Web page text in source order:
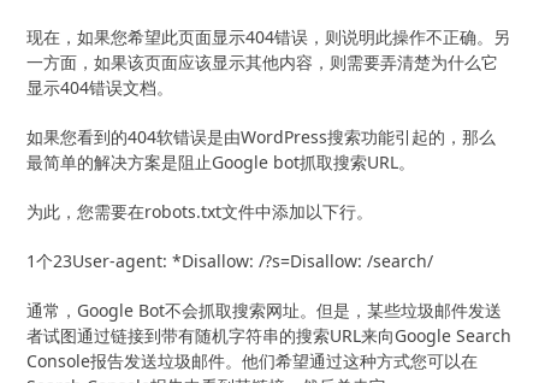
现在，如果您希望此页面显示404错误，则说明此操作不正确。另
一方面，如果该页面应该显示其他内容，则需要弄清楚为什么它
显示404错误文档。
如果您看到的404软错误是由WordPress搜索功能引起的，那么
最简单的解决方案是阻止Google bot抓取搜索URL。
为此，您需要在robots.txt文件中添加以下行。
1个23User-agent: *Disallow: /?s=Disallow: /search/
通常，Google Bot不会抓取搜索网址。但是，某些垃圾邮件发送
者试图通过链接到带有随机字符串的搜索URL来向Google Search
Console报告发送垃圾邮件。他们希望通过这种方式您可以在